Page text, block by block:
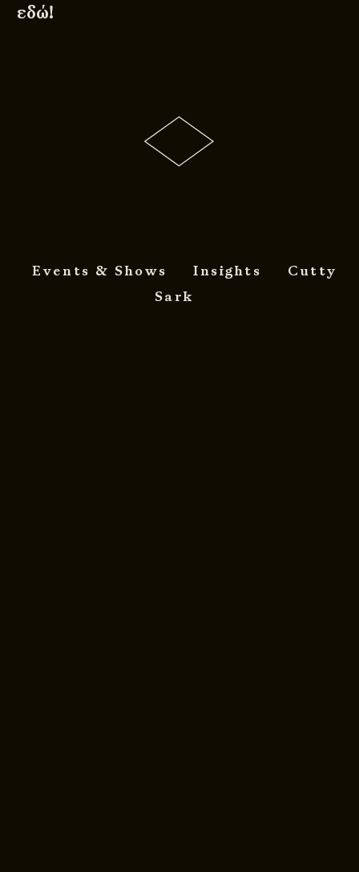
εδώ!
Events & Shows Insights
Cutty
Sark